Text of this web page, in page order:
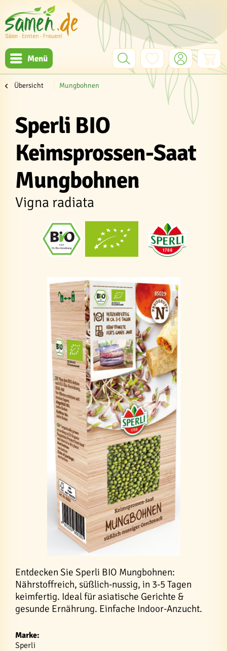
Menü
Übersicht Mungbohnen
Sperli BIO
Keimsprossen-Saat
Mungbohnen
Vigna radiata
Entdecken Sie Sperli BIO Mungbohnen:
Nährstoffreich, süßlich-nussig, in 3-5 Tagen
keimfertig. Ideal für asiatische Gerichte &
gesunde Ernährung. Einfache Indoor-Anzucht.
Marke:
Sperli